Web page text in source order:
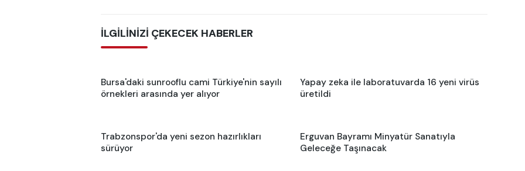
İLGİLİNİZİ ÇEKECEK HABERLER
Bursa'daki sunrooflu cami Türkiye'nin sayılı
örnekleri arasında yer alıyor
Yapay zeka ile laboratuvarda 16 yeni virüs
üretildi
Trabzonspor'da yeni sezon hazırlıkları
sürüyor
Erguvan Bayramı Minyatür Sanatıyla
Geleceğe Taşınacak